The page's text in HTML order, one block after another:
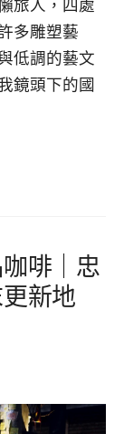
旅人，四處
多雕塑藝
低調的藝文
鏡頭下的國
啡｜忠
新地